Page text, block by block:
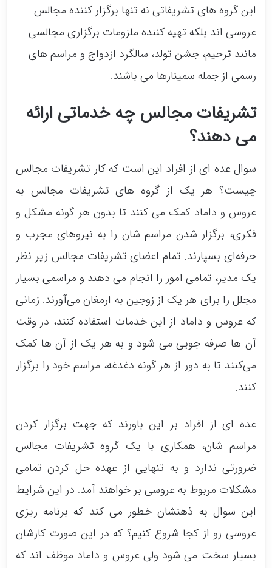
این گروه های تشریفاتی نه تنها برگزار کننده مجالس
عروسی اند بلکه تهیه کننده ملزومات برگزاری مجالسی
مانند ترحیم، جشن تولد، سالگرد ازدواج و مراسم های
رسمی از جمله سمینارها می باشند.
تشریفات مجالس چه خدماتی ارائه
می دهند؟
سوال عده ای از افراد این است که کار تشریفات مجالس
چیست؟ هر یک از گروه های تشریفات مجالس به
عروس و داماد کمک می کنند تا بدون هر گونه مشکل و
فکری، برگزار شدن مراسم شان را به نیروهای مجرب و
حرفه‌ای بسپارند. تمام اعضای تشریفات مجالس زیر نظر
یک مدیر، تمامی امور را انجام می دهند و مراسمی بسیار
مجلل را برای هر یک از زوجین به ارمغان می‌آورند. زمانی
که عروس و داماد از این خدمات استفاده کنند، در وقت
آن ها صرفه جویی می شود و به هر یک از آن ها کمک
می‌کنند تا به دور از هر گونه دغدغه، مراسم خود را برگزار
کنند.
عده ای از افراد بر این باورند که جهت برگزار کردن
مراسم شان، همکاری با یک گروه تشریفات مجالس
ضرورتی ندارد و به تنهایی از عهده حل کردن تمامی
مشکلات مربوط به عروسی بر خواهند آمد. در این شرایط
این سوال به ذهنشان خطور می کند که برنامه ریزی
عروسی رو از کجا شروع کنیم؟ که در این صورت کارشان
بسیار سخت می شود ولی عروس و داماد موظف اند که